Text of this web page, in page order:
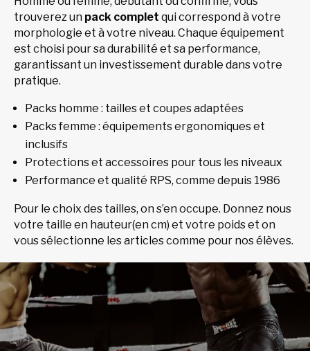
trouverez un pack complet qui correspond à votre
morphologie et à votre niveau. Chaque équipement
est choisi pour sa durabilité et sa performance,
garantissant un investissement durable dans votre
pratique.
Packs homme : tailles et coupes adaptées
Packs femme : équipements ergonomiques et
inclusifs
Protections et accessoires pour tous les niveaux
Performance et qualité RPS, comme depuis 1986
Pour le choix des tailles, on s’en occupe. Donnez nous
votre taille en hauteur(en cm) et votre poids et on
vous sélectionne les articles comme pour nos élèves.